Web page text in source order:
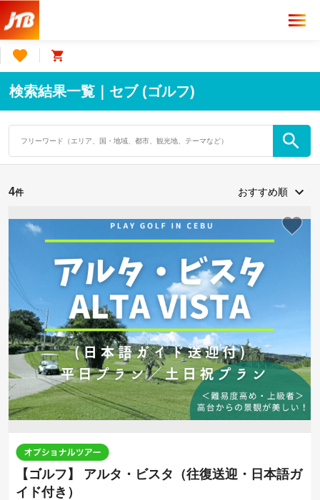
検索結果一覧｜セブ (ゴルフ)
4件
【ゴルフ】 アルタ・ビスタ（往復送迎・日本語ガ
イド付き）